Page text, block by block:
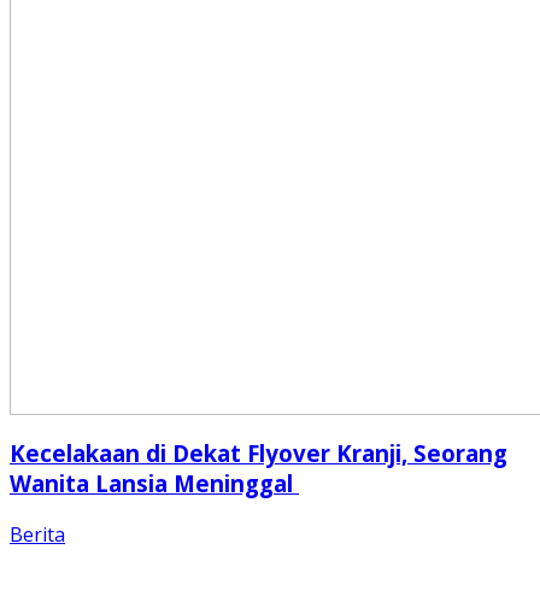
Kecelakaan di Dekat Flyover Kranji, Seorang
Wanita Lansia Meninggal
Berita